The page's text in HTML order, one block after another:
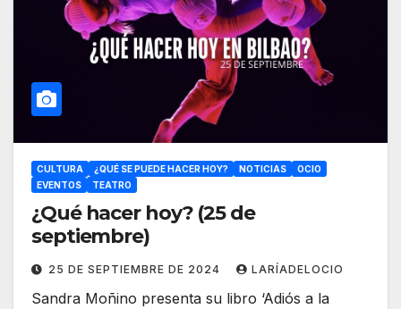
CULTURA ¿QUÉ SE PUEDE HACER HOY? NOTICIAS
OCIO
EVENTOS
TEATRO
¿Qué hacer hoy? (25 de
septiembre)
25 DE SEPTIEMBRE DE 2024 LARÍADELOCIO
Sandra Moñino presenta su libro ‘Adiós a la